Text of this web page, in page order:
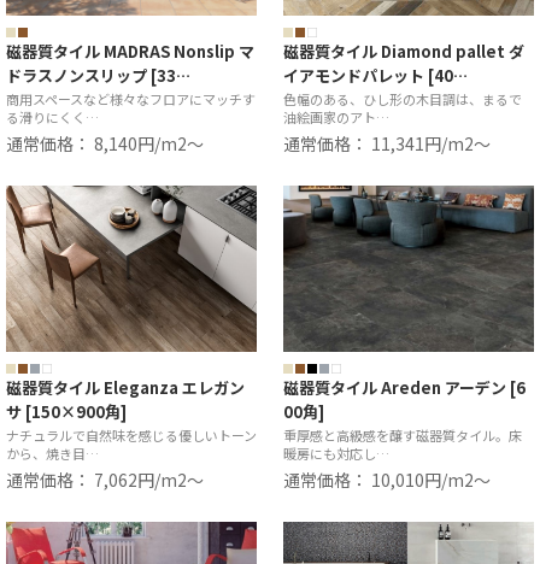
磁器質タイル MADRAS Nonslip マ
ドラスノンスリップ [33…
商用スペースなど様々なフロアにマッチす
る滑りにくく…
通常価格： 8,140円/m2〜
磁器質タイル Diamond pallet ダ
イアモンドパレット [40…
色幅のある、ひし形の木目調は、まるで
油絵画家のアト…
通常価格： 11,341円/m2〜
磁器質タイル Eleganza エレガン
サ [150×900角]
ナチュラルで自然味を感じる優しいトーン
から、焼き目…
通常価格： 7,062円/m2〜
磁器質タイル Areden アーデン [6
00角]
重厚感と高級感を醸す磁器質タイル。床
暖房にも対応し…
通常価格： 10,010円/m2〜